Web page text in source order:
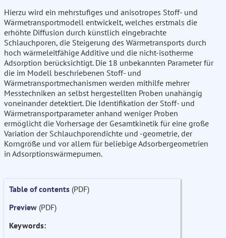
Hierzu wird ein mehrstufiges und anisotropes Stoff- und
Wärmetransportmodell entwickelt, welches erstmals die
erhöhte Diffusion durch künstlich eingebrachte
Schlauchporen, die Steigerung des Wärmetransports durch
hoch wärmeleitfähige Additive und die nicht-isotherme
Adsorption berücksichtigt. Die 18 unbekannten Parameter für
die im Modell beschriebenen Stoff- und
Wärmetransportmechanismen werden mithilfe mehrer
Messtechniken an selbst hergestellten Proben unahängig
voneinander detektiert. Die Identifikation der Stoff- und
Wärmetransportparameter anhand weniger Proben
ermöglicht die Vorhersage der Gesamtkinetik für eine große
Variation der Schlauchporendichte und -geometrie, der
Korngröße und vor allem für beliebige Adsorbergeometrien
in Adsorptionswärmepumen.
Table of contents (PDF)
Preview (PDF)
Keywords: